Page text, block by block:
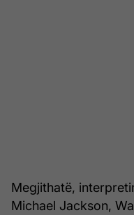
Megjithatë,
Michael Jackson,